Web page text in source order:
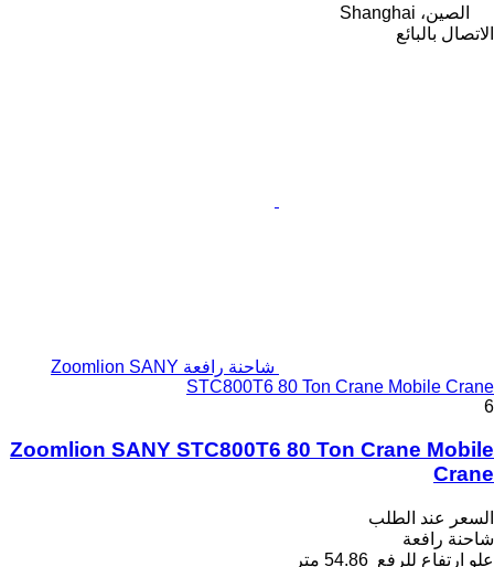
الصين، Shanghai
الاتصال بالبائع
شاحنة رافعة Zoomlion SANY
STC800T6 80 Ton Crane Mobile Crane
6
Zoomlion SANY STC800T6 80 Ton Crane Mobile
Crane
السعر عند الطلب
شاحنة رافعة
علو ارتفاع للرفع 54.86 متر